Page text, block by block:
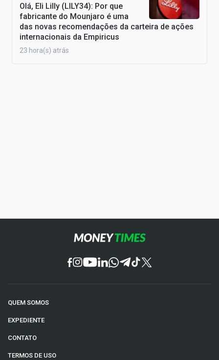
Olá, Eli Lilly (LILY34): Por que
fabricante do Mounjaro é uma
das novas recomendações da carteira de ações
internacionais da Empiricus
23 hora(s) atrás
QUEM SOMOS
EXPEDIENTE
CONTATO
TERMOS DE USO